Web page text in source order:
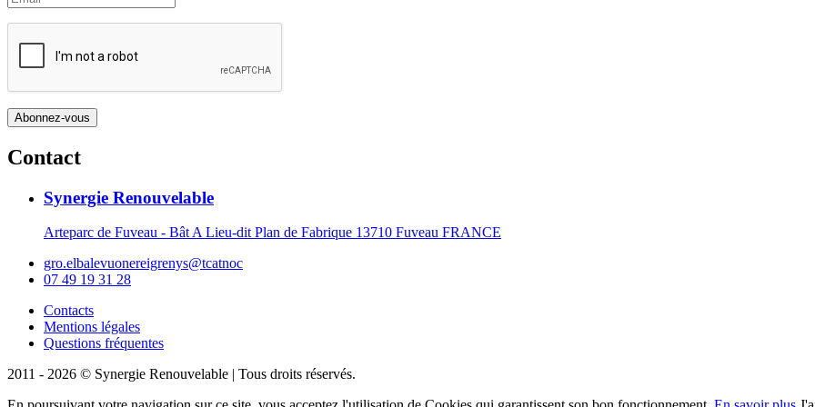
Contact
Synergie Renouvelable
Arteparc de Fuveau - Bât A Lieu-dit Plan de Fabrique 13710 Fuveau FRANCE
gro.elbalevuonereigrenys@tcatnoc
07 49 19 31 28
Contacts
Mentions légales
Questions fréquentes
2011 - 2026 © Synergie Renouvelable | Tous droits réservés.